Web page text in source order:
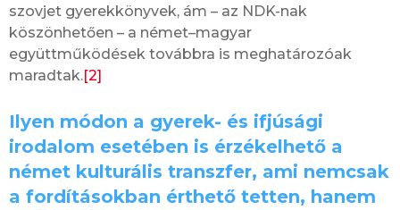
szovjet gyerekkönyvek, ám – az NDK-nak
köszönhetően – a német–magyar
együttműködések továbbra is meghatározóak
maradtak.[2]
Ilyen módon a gyerek- és ifjúsági
irodalom esetében is érzékelhető a
német kulturális transzfer, ami nemcsak
a fordításokban érthető tetten, hanem